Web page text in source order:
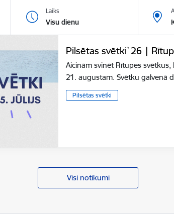
Laiks
Visu dienu
Pilsētas svētki`26 |
Aicinām svinēt Rītupes
21. augustam. Svētku galvenā
Pilsētas svētki
Visi notikumi